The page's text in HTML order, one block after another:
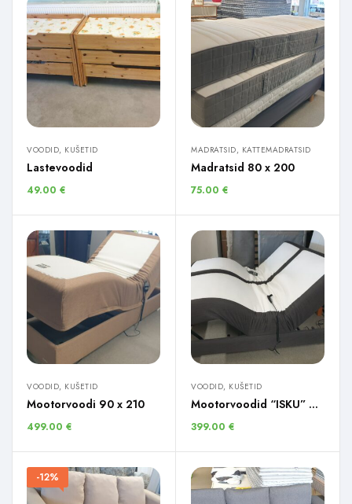
VOODID, KUŠETID
Lastevoodid
49.00 €
MADRATSID, KATTEMADRATSID
Madratsid 80 x 200
75.00 €
VOODID, KUŠETID
Mootorvoodi 90 x 210
499.00 €
VOODID, KUŠETID
Mootorvoodid “ISKU” 2 tk.
399.00 €
-12%